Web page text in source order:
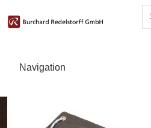
Navigation